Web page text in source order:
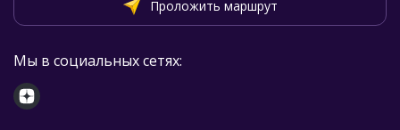
Проложить маршрут
Мы в социальных сетях: